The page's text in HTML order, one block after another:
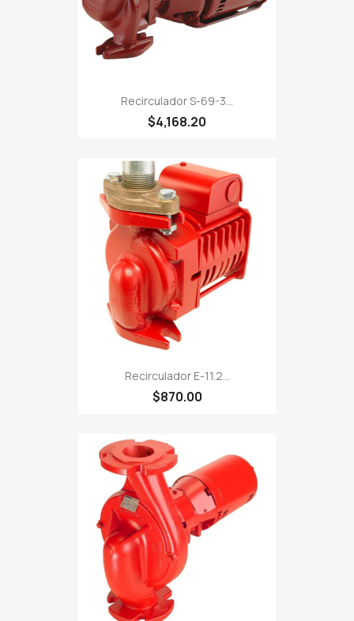
Recirculador S-69-3...
$4,168.20
Recirculador E-11.2...
$870.00